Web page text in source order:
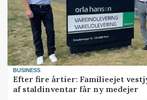
BUSINESS
Efter fire årtier: Familieejet
af staldinventar får ny medejer